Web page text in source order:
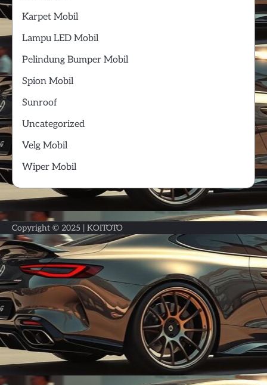
Karpet Mobil
Lampu LED Mobil
Pelindung Bumper Mobil
Spion Mobil
Sunroof
Uncategorized
Velg Mobil
Wiper Mobil
Copyright © 2025 | KOITOTO